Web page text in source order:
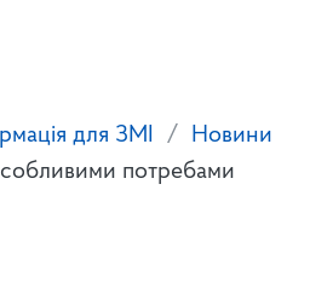
для ЗМІ
Новини
потребами